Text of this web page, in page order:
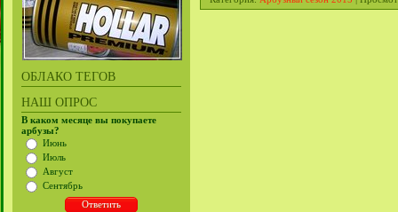
ОБЛАКО ТЕГОВ
НАШ ОПРОС
В каком месяце вы покупаете
арбузы?
Июнь
Июль
Август
Сентябрь